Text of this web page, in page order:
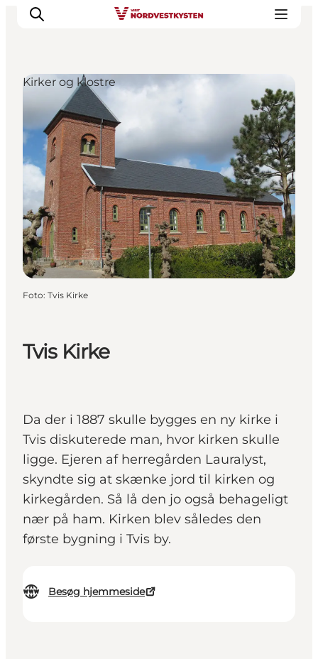
Feriesteder
Inspiration
Handicapvenlig ferie
Events
Overnatning
Planlæg din ferie
Tvis Kirke
Da der i 1887 skulle bygges en ny kirke i
Tvis diskuterede man, hvor kirken skulle
ligge. Ejeren af herregården Lauralyst,
skyndte sig at skænke jord til kirken og
kirkegården. Så lå den jo også behageligt
nær på ham. Kirken blev således den
første bygning i Tvis by.
Besøg hjemmeside
Kirker og klostre
Foto: Tvis Kirke